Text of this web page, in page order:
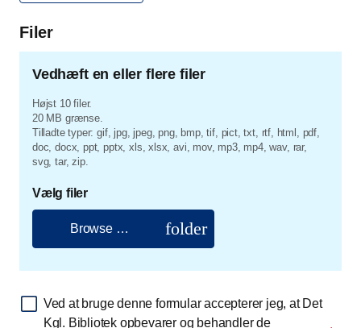
Filer
Vedhæft en eller flere filer
Højst 10 filer.
20 MB grænse.
Tilladte typer: gif, jpg, jpeg, png, bmp, tif, pict, txt, rtf, html, pdf,
doc, docx, ppt, pptx, xls, xlsx, avi, mov, mp3, mp4, wav, rar,
svg, tar, zip.
Vælg filer
Browse … folder
Ved at bruge denne formular accepterer jeg, at Det
Kgl. Bibliotek opbevarer og behandler de